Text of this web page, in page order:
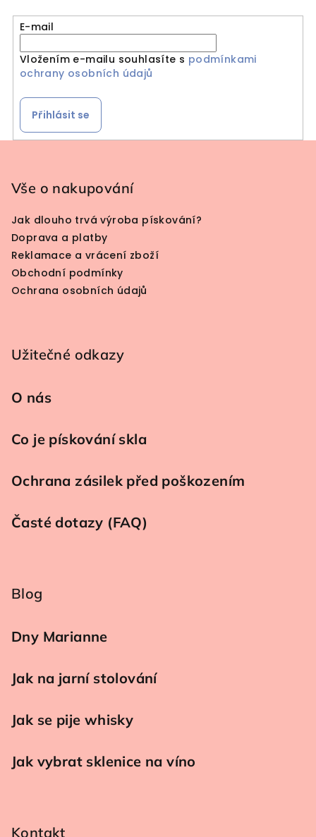
E-mail
Vložením e-mailu souhlasíte s podmínkami
ochrany osobních údajů
Přihlásit se
Vše o nakupování
Jak dlouho trvá výroba pískování?
Doprava a platby
Reklamace a vrácení zboží
Obchodní podmínky
Ochrana osobních údajů
Užitečné odkazy
O nás
Co je pískování skla
Ochrana zásilek před poškozením
Časté dotazy (FAQ)
Blog
Dny Marianne
Jak na jarní stolování
Jak se pije whisky
Jak vybrat sklenice na víno
Kontakt